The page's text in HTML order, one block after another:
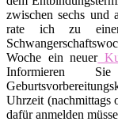
zwischen sechs und
rate ich zu
Woche ein neuer
Informieren
Uhrzeit (nachmittags
dafür anmelden